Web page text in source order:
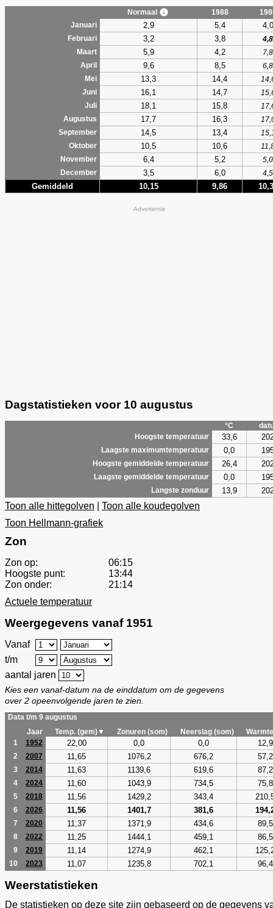
Normaal 1988
Januari
2,9 5,4 4,0
Februari 3,2 3,8
4,8
Maart
5,9 4,2
7,8
April
9,6 8,5
6,8
Mei
13,3 14,4
Juni
16,1 14,7
Juli
18,1 15,8
Augustus
17,7 16,3
September
14,5 13,4
Oktober
10,5 10,6
November
6,4 5,2
5,0
December
3,5 6,0 4,5
Gemiddeld 10,15 9,86
Advertentie
Dagstatistieken voor 10 augustus
°C
Hoogste temperatuur
33,6
Laagste maximumtemperatuur 0,0
Hoogste gemiddelde temperatuur 26,4
Laagste gemiddelde temperatuur 0,0
Langste zonduur 13,9
Toon alle hittegolven
Toon alle koudegolven
Toon Hellmann-grafiek
Zon
Zon op:
06:15
Hoogste punt:
13:44
Zon onder:
21:14
Actuele temperatuur
Weergegevens vanaf 1951
Vanaf
t/m
aantal jaren
Kies een vanaf-datum na de einddatum om de gegevens
over 2 opeenvolgende jaren te zien.
Data t/m 9 augustus
Jaar
Temp. (gem)▼ Zonuren (som) Neerslag (som)
1
1952 22,00 0,0 0,0 12,9
2 2007 11,65 1076,2 676,2 57,2
3 2014 11,63 1139,6 619,6 87,2
4 2024 11,60 1043,9 734,5 75,8
5 2018 11,56 1429,2 343,4
6 2026 11,56 1401,7 381,6
7 2020 11,37 1371,9 434,6 89,5
8 2022 11,25 1444,1 459,1 86,5
9 2019 11,14 1274,9 462,1
10 2023 11,07 1235,8 702,1 96,4
Weerstatistieken
De statistieken op deze site zijn gebaseerd op de gegevens